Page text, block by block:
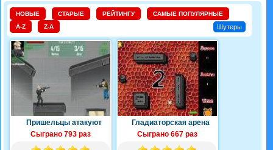
НОВЫЕ СТАРЫЕ РЕЙТИНГУ
САМЫЕ ПОПУЛЯРНЫЕ
A-Z
Z-A Шутеры
Пришельцы атакуют
Сыграно 793 раз
Гладиаторская арена
Сыграно 667 раз